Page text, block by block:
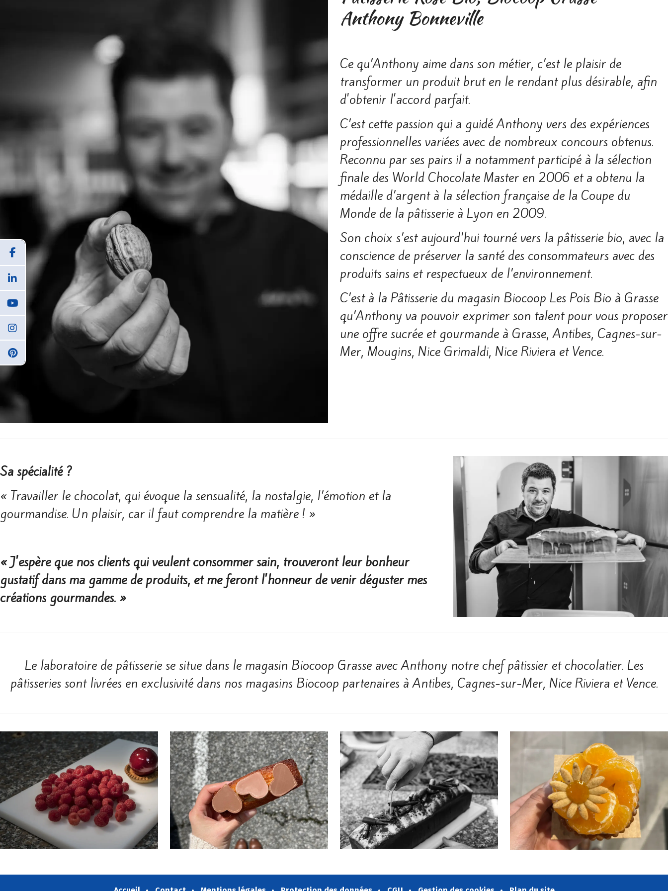
Anthony Bonneville
Ce qu’Anthony aime dans son métier, c’est le plaisir de
transformer un produit brut en le rendant plus désirable, afin
d'obtenir l'accord parfait.
C’est cette passion qui a guidé Anthony vers des expériences
professionnelles va­riées avec de nombreux concours obtenus.
Reconnu par ses pairs il a notamment participé à la sélection
finale des World Chocolate Master en 2006 et a obtenu la
médaille d’argent à la sélection française de la Coupe du
Monde de la pâtisserie à Lyon en 2009.
Son choix s’est aujourd’hui tourné vers la pâ­tisserie bio, avec la
conscience de préser­ver la santé des consommateurs avec des
produits sains et respectueux de l’environnement.
C’est à la Pâtisserie du magasin Biocoop Les Pois Bio à Grasse
qu’Anthony va pouvoir exprimer son talent pour vous propo­ser
une offre sucrée et gourmande à Grasse, Antibes, Cagnes-sur-
Mer, Mougins, Nice Grimaldi, Nice Riviera et Vence.
Sa spécialité ?
« Travailler le chocolat, qui évoque la sensua­lité, la nostalgie, l’émotion et la
gourmandise. Un plaisir, car il faut comprendre la matière ! »
« J'espère que nos clients qui veulent consommer sain, trouveront leur bonheur
gustatif dans ma gamme de produits, et me feront l'honneur de venir déguster mes
créations gourmandes. »
Le laboratoire de pâtisserie se situe dans le magasin Biocoop Grasse avec Anthony notre chef pâtissier et chocolatier. Les
pâtisseries sont livrées en exclusivité dans nos magasins Biocoop partenaires à Antibes, Cagnes-sur-Mer, Nice Riviera et Vence.